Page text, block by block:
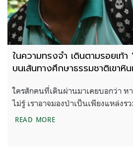
ในความทรงจำ เดินตามรอยเท้า
บนเส้นทางศึกษาธรรมชาติเขาหิ
ใครสักคนที่เดินผ่านมาเคยบอกว่า ห
ไม่รู้ เราอาจมองป่าเป็นเพียงแหล่ง
READ MOREในความทรงจำ เดินตาม